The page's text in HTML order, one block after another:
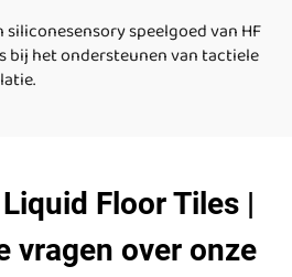
speelgoed van HF
bij het ondersteunen van tactiele
Floor Tiles |
vragen over onze